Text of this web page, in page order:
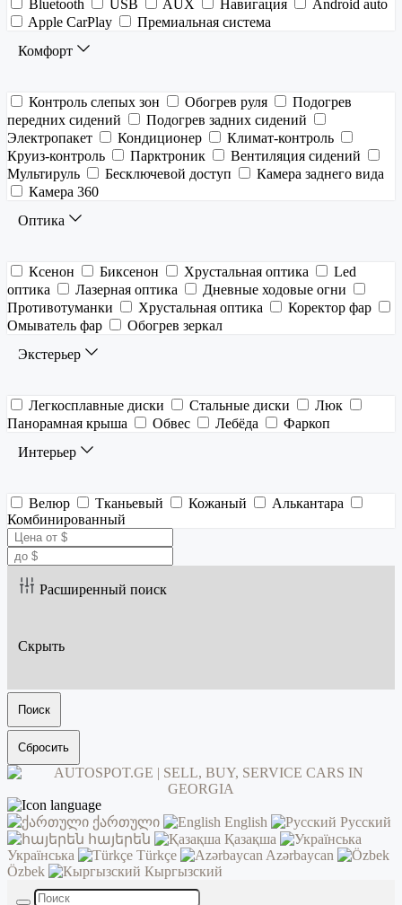
Bluetooth USB AUX Навигация
Android auto
Apple CarPlay
Премиальная система
Комфорт
Контроль слепых зон Обогрев руля
Подогрев
передних сидений
Подогрев задних сидений
Электропакет
Кондиционер
Климат-контроль
Круиз-контроль
Парктроник
Вентиляция сидений
Мультируль
Бесключевой доступ
Камера заднего вида
Камера 360
Оптика
Ксенон Биксенон Хрустальная оптика
Led
оптика
Лазерная оптика
Дневные ходовые огни
Противотуманки
Хрустальная оптика
Коректор фар
Омыватель фар
Обогрев зеркал
Экстерьер
Легкосплавные диски Стальные диски
Люк
Панорамная крыша
Обвес Лебёда
Фаркоп
Интерьер
Велюр Тканьевый Кожаный
Алькантара
Комбинированный
Расширенный поиск
Скрыть
Поиск
Сбросить
ქართული English
Русский
հայերեն
Қазақша
Українська
Türkçe
Azərbaycan
Özbek
Кыргызский